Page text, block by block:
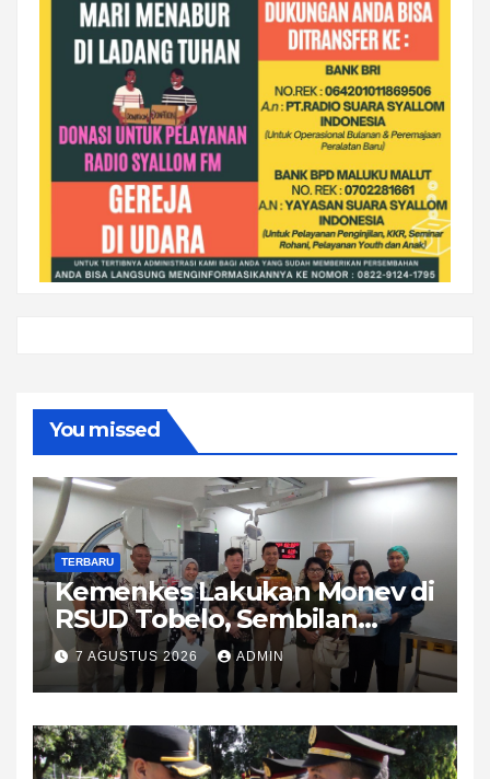
You missed
TERBARU
Kemenkes Lakukan Monev di
RSUD Tobelo, Sembilan
Layanan Kesehatan Naik
Strata Ke Madya
7 AGUSTUS 2026 ADMIN